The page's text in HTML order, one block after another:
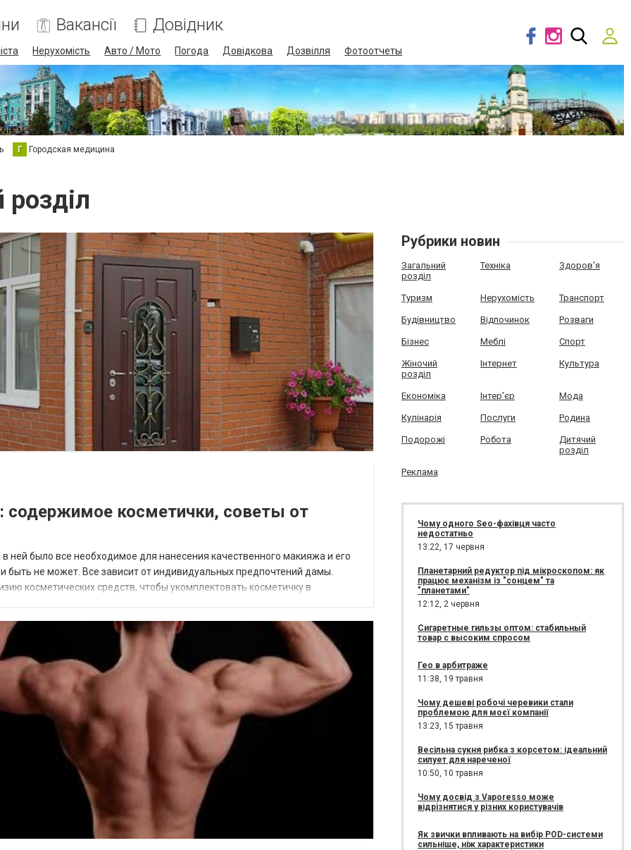
Вакансії Довідник
Нерухомість Авто / Мото Погода Довідкова Дозвілля Фотоотчеты
Г Городская медицина
розділ
содержимое косметички, советы от
ней было все необходимое для нанесения качественного макияжа и его
быть не может. Все зависит от индивидуальных предпочтений дамы.
косметических средств, чтобы укомплектовать косметичку в
Рубрики новин
Загальний
розділ
Техніка Здоров'я
Туризм Нерухомість Транспорт
Будівництво Відпочинок Розваги
Бізнес Меблі Спорт
Жіночий
розділ
Інтернет Культура
Економіка Інтер'єр Мода
Кулінарія Послуги Родина
Подорожі Робота
Дитячий
розділ
Реклама
Чому одного Seo-фахівця часто
недостатньо
13:22, 17 червня
Планетарний редуктор під мікроскопом: як
працює механізм із "сонцем" та
"планетами"
12:12, 2 червня
Сигаретные гильзы оптом: стабильный
товар с высоким спросом
Гео в арбитраже
11:38, 19 травня
Чому дешеві робочі черевики стали
проблемою для моєї компанії
13:23, 15 травня
Весільна сукня рибка з корсетом: ідеальний
силует для нареченої
10:50, 10 травня
Чому досвід з Vaporesso може
відрізнятися у різних користувачів
Як звички впливають на вибір POD-системи
сильніше, ніж характеристики